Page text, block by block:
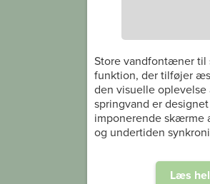
Store vandfontæner
funktion, der tilføjer
den visuelle oplevelse
springvand er
imponerende skærme
og undertiden
Læs